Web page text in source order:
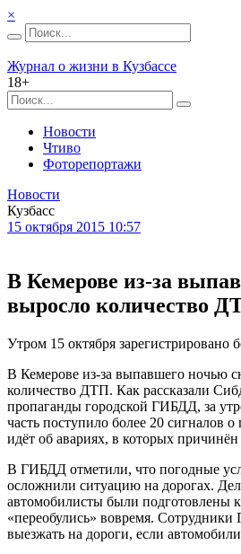
×
Журнал о жизни в Кузбассе
18+
Новости
Чтиво
Фоторепортажи
Новости
Кузбасс
15 октября 2015 10:57
В Кемерове из-за
выросло количество
Утром 15 октября зарегистрировано
В Кемерове из-за выпавшего ночью
количество ДТП. Как рассказали
пропаганды городской ГИБДД, за
часть поступило более 20 сигналов
идёт об авариях, в которых
В ГИБДД отметили, что погодные
осложнили ситуацию на дорогах.
автомобилисты были подготовлены
«переобулись» вовремя.
выезжать на дороги, если